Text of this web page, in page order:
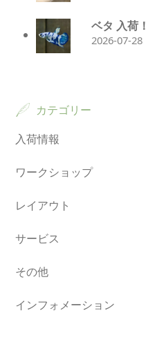
ベタ 入荷！
2026-07-28
カテゴリー
入荷情報
ワークショップ
レイアウト
サービス
その他
インフォメーション